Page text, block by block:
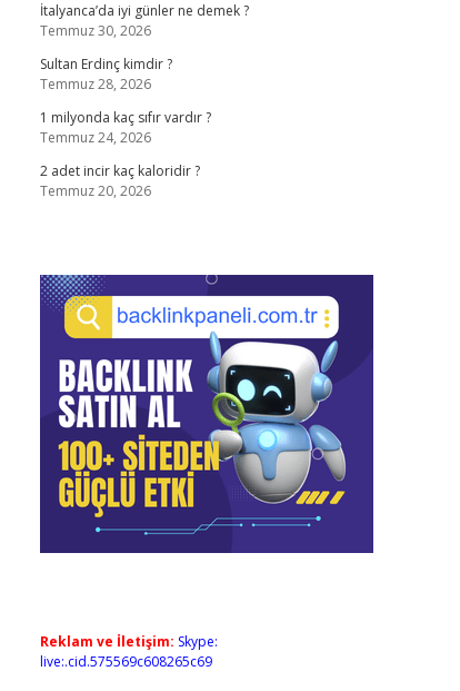
İtalyanca’da iyi günler ne demek ?
Temmuz 30, 2026
Sultan Erdinç kimdir ?
Temmuz 28, 2026
1 milyonda kaç sıfır vardır ?
Temmuz 24, 2026
2 adet incir kaç kaloridir ?
Temmuz 20, 2026
Reklam ve İletişim: Skype:
live:.cid.575569c608265c69